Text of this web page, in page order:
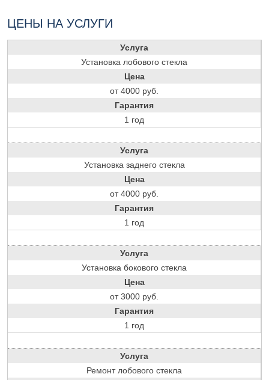
ЦЕНЫ НА УСЛУГИ
Услуга
Установка лобового стекла
Цена
от 4000 руб.
Гарантия
1 год
Услуга
Установка заднего стекла
Цена
от 4000 руб.
Гарантия
1 год
Услуга
Установка бокового стекла
Цена
от 3000 руб.
Гарантия
1 год
Услуга
Ремонт лобового стекла